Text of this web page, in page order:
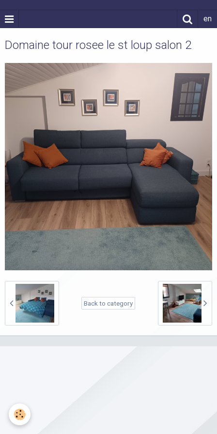
en
Domaine tour rosee le st loup salon 2
Back to category